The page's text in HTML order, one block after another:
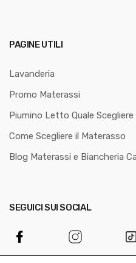
PAGINE UTILI
Lavanderia
Promo Materassi
Piumino Letto Quale Scegliere
Come Scegliere il Materasso
Blog Materassi e Biancheria
SEGUICI SUI SOCIAL